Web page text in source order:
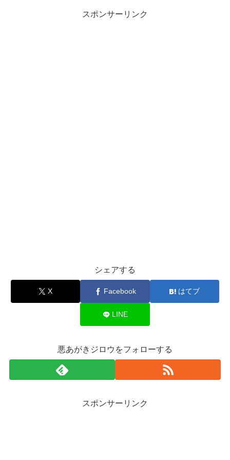
スポンサーリンク
シェアする
X Facebook はてブ
LINE
悪あがきジロウをフォローする
スポンサーリンク